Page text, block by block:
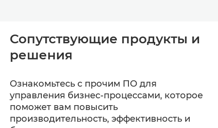
Сопутствующие продукты и
решения
Ознакомьтесь с прочим ПО для
управления бизнес-процессами, которое
поможет вам повысить
производительность, эффективность и